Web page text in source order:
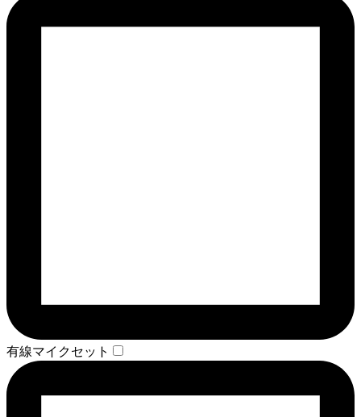
有線マイクセット